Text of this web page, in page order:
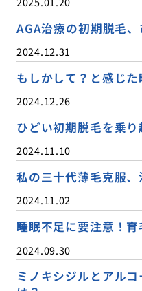
AGA治療の初期脱毛
2024.12.31
もしかして？と感じ
2024.12.26
ひどい初期脱毛を乗
2024.11.10
私の三十代薄毛克服
2024.11.02
睡眠不足に要注意！
2024.09.30
ミノキシジルとアル